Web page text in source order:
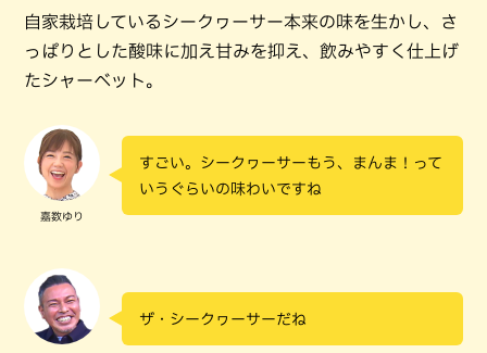
自家栽培しているシークヮーサー本来の味を生かし、さ
っぱりとした酸味に加え甘みを抑え、飲みやすく仕上げ
たシャーベット。
嘉数ゆり
すごい。シークヮーサーもう、まんま！って
いうぐらいの味わいですね
ザ・シークヮーサーだね